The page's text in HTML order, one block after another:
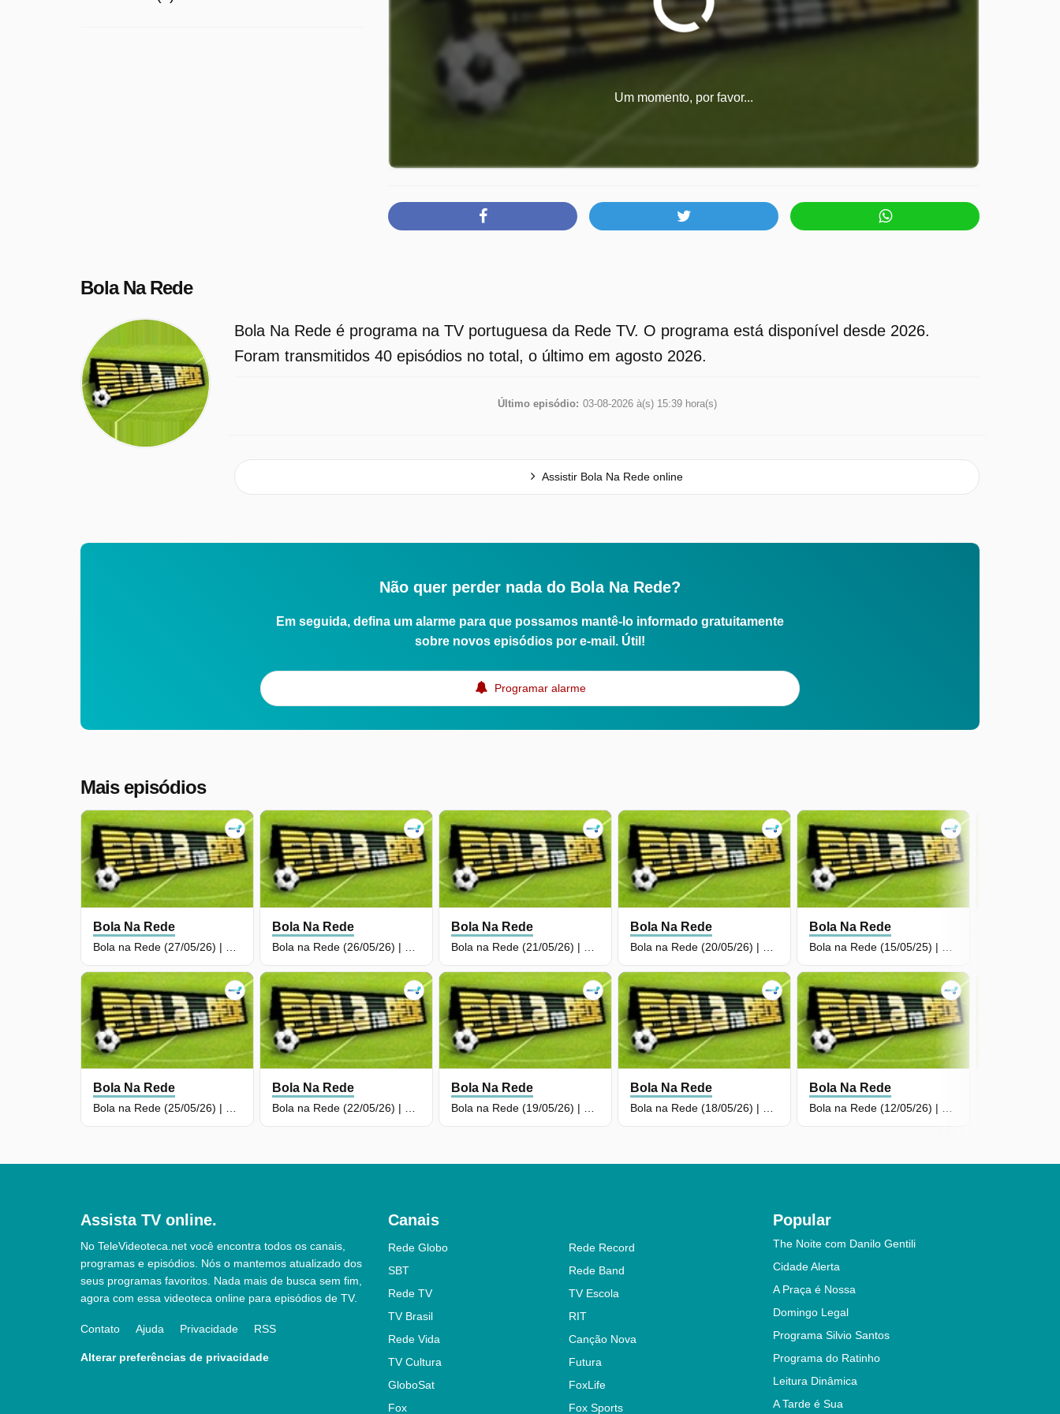
Um momento, por favor...
Bola Na Rede
Bola Na Rede é programa na TV portuguesa da Rede TV. O programa está disponível desde 2026.
Foram transmitidos 40 episódios no total, o último em agosto 2026.
Último episódio: 03-08-2026 à(s) 15:39 hora(s)
Assistir Bola Na Rede online
Não quer perder nada do Bola Na Rede?
Em seguida, defina um alarme para que possamos mantê-lo informado gratuitamente
sobre novos episódios por e-mail. Útil!
Programar alarme
Mais episódios
Bola Na Rede Bola Na Rede
Bola Na Rede Bola Na Rede
Bola Na Rede Bola Na Rede
Bola Na Rede Bola Na Rede
Bola Na Rede
Bola Na Rede
Assista TV online.
No TeleVideoteca.net você encontra todos os canais,
programas e episódios. Nós o mantemos atualizado dos
seus programas favoritos. Nada mais de busca sem fim,
agora com essa videoteca online para episódios de TV.
Contato Ajuda Privacidade RSS
Alterar preferências de privacidade
Canais
Rede Globo
Rede Record
SBT
Rede Band
Rede TV
TV Escola
TV Brasil
RIT
Rede Vida
Canção Nova
TV Cultura
Futura
GloboSat
FoxLife
Fox
Fox Sports
Popular
The Noite com Danilo Gentili
Cidade Alerta
A Praça é Nossa
Domingo Legal
Programa Silvio Santos
Programa do Ratinho
Leitura Dinâmica
A Tarde é Sua